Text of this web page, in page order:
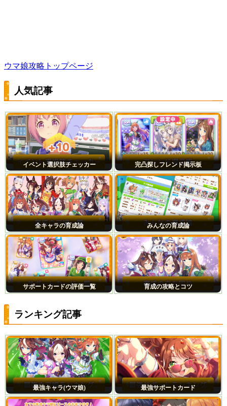
ウマ娘攻略トップページ
人気記事
イベント選択肢チェッカー 完凸探しフレンド掲示板
全キャラの育成論 みんなの育成論
サポートカードの評価一覧 育成の攻略とコツ
ランキング記事
最強キャラ(ウマ娘) 最強サポートカード